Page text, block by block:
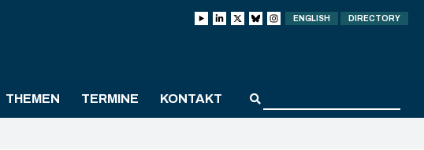
ENGLISH DIRECTORY
THEMEN TERMINE KONTAKT